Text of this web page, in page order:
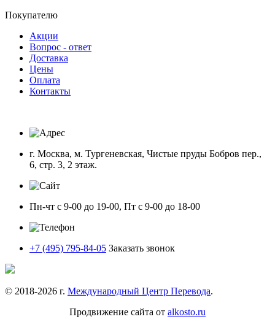
Покупателю
Акции
Вопрос - ответ
Доставка
Цены
Оплата
Контакты
г. Москва, м. Тургеневская, Чистые пруды Бобров пер.,
6, стр. 3, 2 этаж.
Пн-чт с 9-00 до 19-00, Пт с 9-00 до 18-00
+7 (495) 795-84-05 Заказать звонок
© 2018-2026 г. Международный Центр Перевода.
Продвижение сайта от alkosto.ru